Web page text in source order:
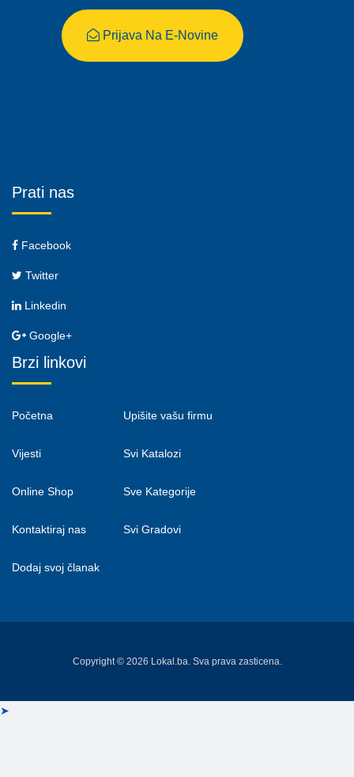
Prijava Na E-Novine
Prati nas
Facebook
Twitter
Linkedin
Google+
Brzi linkovi
Početna
Vijesti
Online Shop
Kontaktiraj nas
Dodaj svoj članak
Upišite vašu firmu
Svi Katalozi
Sve Kategorije
Svi Gradovi
Copyright © 2026 Lokal.ba. Sva prava zasticena.
➤